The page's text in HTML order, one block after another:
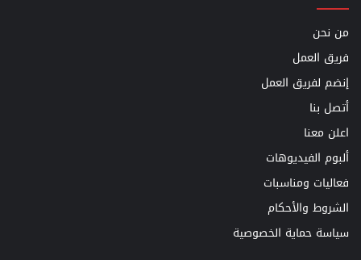
من نحن
فريق العمل
إنضم لفريق العمل
أتصل بنا
اعلن معنا
ألبوم الفيديوهات
فعاليات ومناسبات
الشروط والأحكام
سياسة حماية الخصوصية